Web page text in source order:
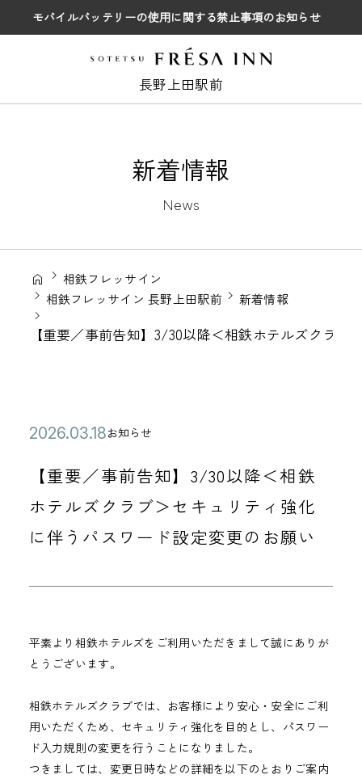
モバイルバッテリーの使用に関する禁止事項のお知らせ
長野上田駅前
新着情報
News
相鉄フレッサイン
相鉄フレッサイン 長野上田駅前
新着情報
【重要／事前告知】3/30以降＜相鉄ホテルズクラ
【重要／事前告知】3/30以降＜相鉄
ホテルズクラブ＞セキュリティ強化
に伴うパスワード設定変更のお願い
公
日
2
6
0
8
日
カ
テ
ゴ
リ
ー
お知らせ
平素より相鉄ホテルズをご利用いただきまして誠にありが
とうございます。
相鉄ホテルズクラブでは、お客様により安心・安全にご利
用いただくため、セキュリティ強化を目的とし、パスワー
ド入力規則の変更を行うことになりました。
つきましては、変更日時などの詳細を以下のとおりご案内